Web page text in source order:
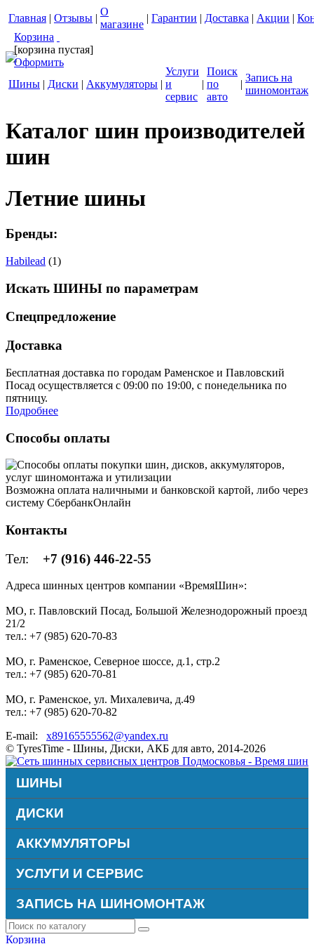
Главная | Отзывы |
О
магазине
| Гарантии | Доставка | Акции |
Корзина
[корзина пустая]
Оформить
Шины | Диски | Аккумуляторы |
Услуги
и
сервис
|
Поиск
по
авто
|
Запись на
шиномонтаж
Каталог шин производителей
шин
Летние шины
Бренды:
Habilead (1)
Искать ШИНЫ по параметрам
Спецпредложение
Доставка
Бесплатная доставка по городам Раменское и Павловский
Посад осуществляется с 09:00 по 19:00, с понедельника по
пятницу.
Подробнее
Способы оплаты
Возможна оплата наличными и банковской картой, либо через
систему СбербанкОнлайн
Контакты
Тел: +7 (916) 446-22-55
Адреса шинных центров компании «ВремяШин»:
МО, г. Павловский Посад, Большой Железнодорожный проезд
21/2
тел.: +7 (985) 620-70-83
МО, г. Раменское, Северное шоссе, д.1, стр.2
тел.: +7 (985) 620-70-81
МО, г. Раменское, ул. Михалевича, д.49
тел.: +7 (985) 620-70-82
E-mail: x89165555562@yandex.ru
© TyresTime - Шины, Диски, АКБ для авто, 2014-2026
ШИНЫ
ДИСКИ
АККУМУЛЯТОРЫ
УСЛУГИ И СЕРВИС
ЗАПИСЬ НА ШИНОМОНТАЖ
Корзина